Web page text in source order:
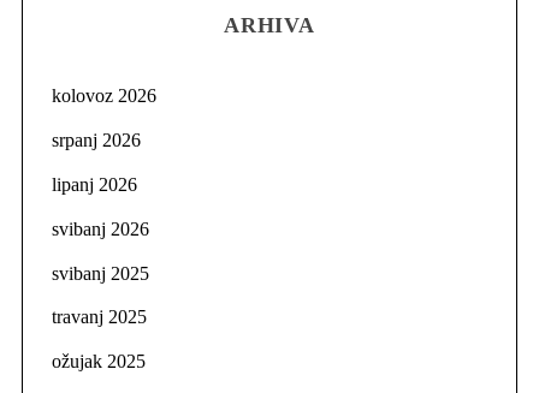
ARHIVA
kolovoz 2026
srpanj 2026
lipanj 2026
svibanj 2026
svibanj 2025
travanj 2025
ožujak 2025